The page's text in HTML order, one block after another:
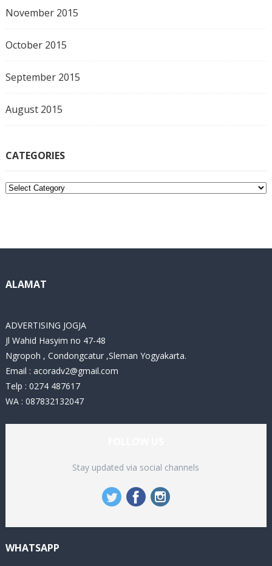
November 2015
October 2015
September 2015
August 2015
CATEGORIES
C
i
ALAMAT
ADVERTISING JOGJA
Jl Wahid Hasyim no 47-48
Ngropoh , Condongcatur ,Sleman Yogyakarta.
Email : acoradv2@gmail.com
Telp : 0274 487617
WA : 087832132047
Stay updated via social channels
WHATSAPP